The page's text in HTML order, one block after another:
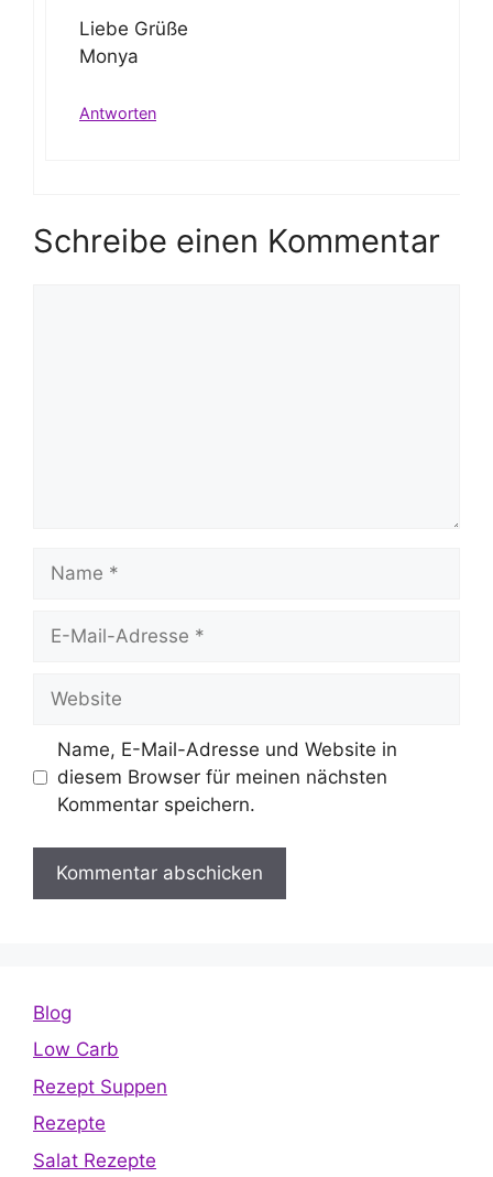
Liebe Grüße
Monya
Antworten
Schreibe einen Kommentar
Name
Website
Name, E-Mail-Adresse und Website in
diesem Browser für meinen nächsten
Kommentar speichern.
Blog
Low Carb
Rezept Suppen
Rezepte
Salat Rezepte